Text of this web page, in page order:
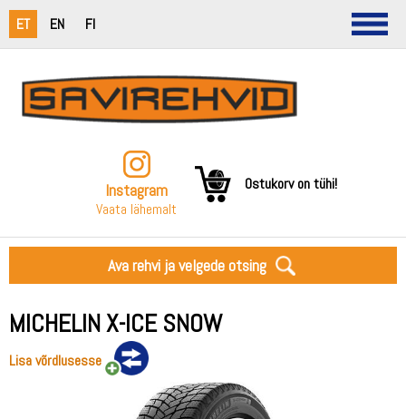
ET EN FI
Instagram
Vaata lähemalt
Ostukorv on tühi!
Ava rehvi ja velgede otsing
MICHELIN X-ICE SNOW
Lisa võrdlusesse